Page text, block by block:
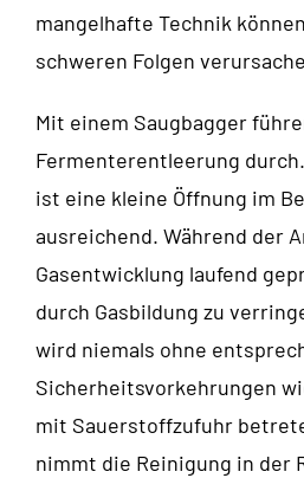
mangelhafte Technik
schweren Folgen
Mit einem Saugbagger
Fermenterentleerung
ist eine kleine Öffnung im
ausreichend. Während der
Gasentwicklung laufend
durch Gasbildung zu
wird niemals ohne
Sicherheitsvorkehrungen
mit Sauerstoffzufuhr
nimmt die Reinigung in der